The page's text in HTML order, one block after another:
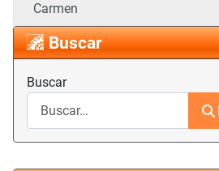
Carmen
Buscar
Buscar